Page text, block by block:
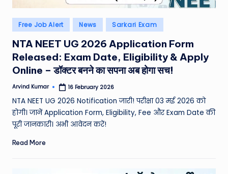
Posted
in
Free Job Alert News Sarkari Exam
NTA NEET UG 2026 Application Form
Released: Exam Date, Eligibility & Apply
Online – डॉक्टर बनने का सपना अब होगा सच!
Posted
Arvind Kumar 16 February 2026
NTA NEET UG 2026 Notification जारी! परीक्षा 03 मई 2026 को
होगी। जानें Application Form, Eligibility, Fee और Exam Date की
पूरी जानकारी। अभी आवेदन करें!
Read More